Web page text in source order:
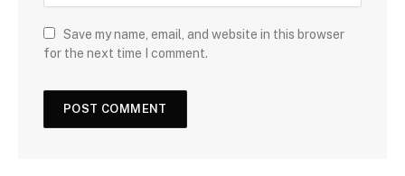
Save my name, email, and website in this browser
for the next time I comment.